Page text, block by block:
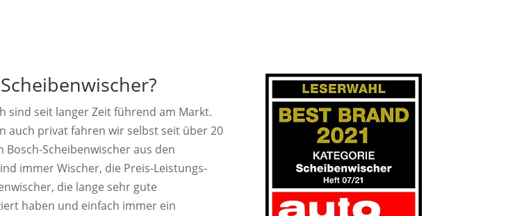
sind seit langer Zeit führend am Markt.
auch privat fahren wir selbst seit über 20
Bosch-Scheibenwischer aus den
immer Wischer, die Preis-Leistungs-
die lange sehr gute
haben und einfach immer ein